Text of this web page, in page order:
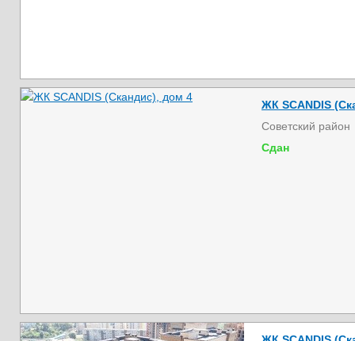
ЖК SCANDIS
Советский район
Сдан